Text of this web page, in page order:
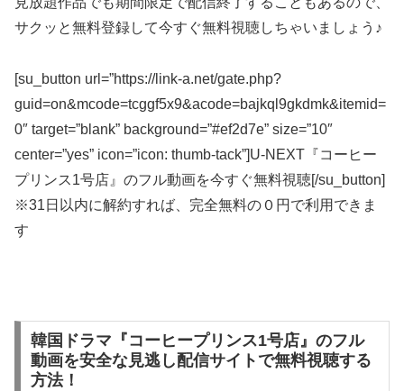
サクッと無料登録して今すぐ無料視聴しちゃいましょう♪
[su_button url=”https://link-a.net/gate.php?
guid=on&mcode=tcggf5x9&acode=bajkql9gkdmk&itemid=
0″ target=”blank” background=”#ef2d7e” size=”10″
center=”yes” icon=”icon: thumb-tack”]U-NEXT『コーヒー
プリンス1号店』のフル動画を今すぐ無料視聴[/su_button]
※31日以内に解約すれば、完全無料の０円で利用できま
す
韓国ドラマ『コーヒープリンス1号店』のフル
動画を安全な見逃し配信サイトで無料視聴する
方法！